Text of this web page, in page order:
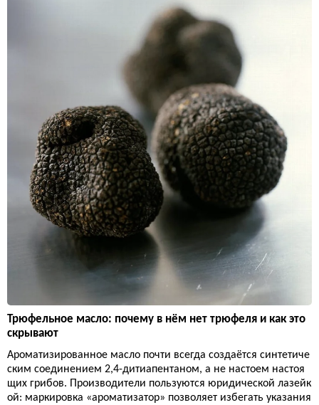
Трюфельное масло: почему в нём нет трюфеля и как это
скрывают
Ароматизированное масло почти всегда создаётся синтетиче
ским соединением 2,4-дитиапентаном, а не настоем настоя
щих грибов. Производители пользуются юридической лазейк
ой: маркировка «ароматизатор» позволяет избегать указания